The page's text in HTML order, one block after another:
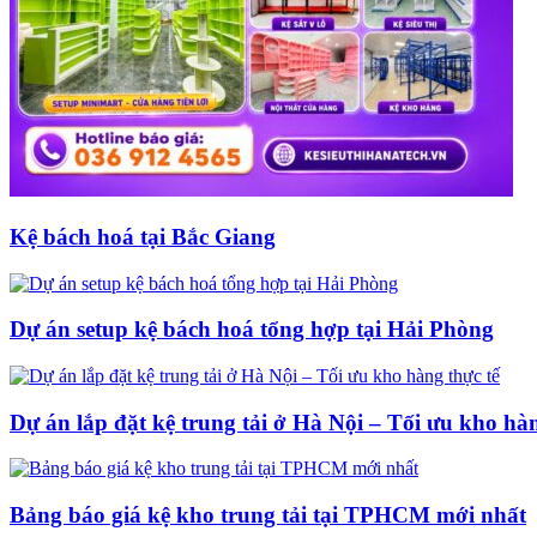
Kệ bách hoá tại Bắc Giang
Dự án setup kệ bách hoá tổng hợp tại Hải Phòng
Dự án lắp đặt kệ trung tải ở Hà Nội – Tối ưu kho
Bảng báo giá kệ kho trung tải tại TPHCM mới nhất